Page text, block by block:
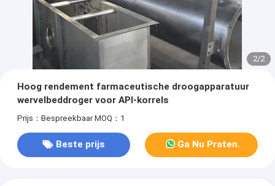
2/2
Hoog rendement farmaceutische droogapparatuur
wervelbeddroger voor API-korrels
Prijs：Bespreekbaar MOQ：1
Beste prijs Ga Nu Praten.